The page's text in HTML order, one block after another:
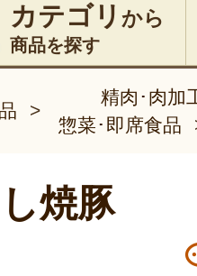
カテゴリ から
商品を探す
>
精肉･肉加
惣菜･即席食品
焼豚